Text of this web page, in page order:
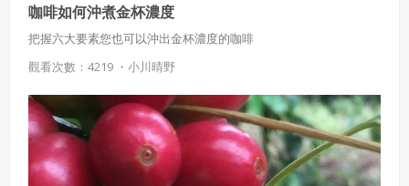
咖啡如何沖煮金杯濃度
把握六大要素您也可以沖出金杯濃度的咖啡
觀看次數：4219 ・ 小川晴野